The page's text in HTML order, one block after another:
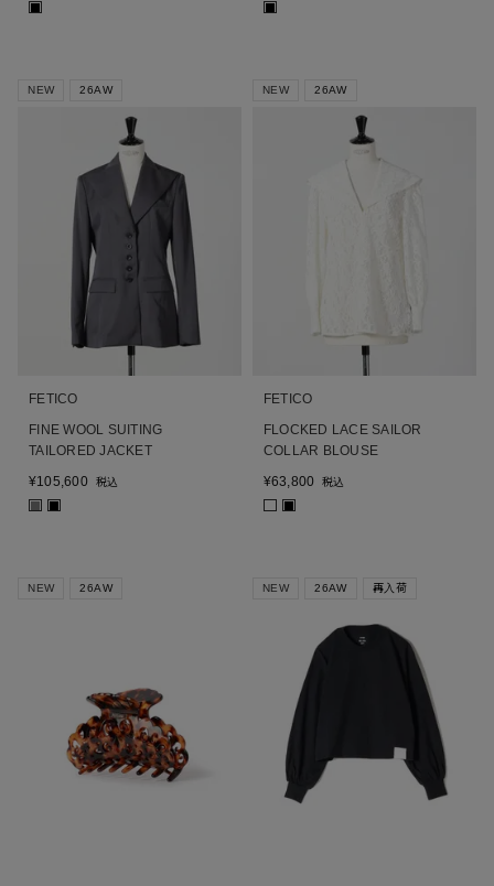
NEW 26AW
FETICO
FINE WOOL SUITING
TAILORED JACKET
¥105,600 税込
■ ■
NEW 26AW
FETICO
FLOCKED LACE SAILOR
COLLAR BLOUSE
¥63,800 税込
■
NEW 26AW NEW 26AW 再入荷